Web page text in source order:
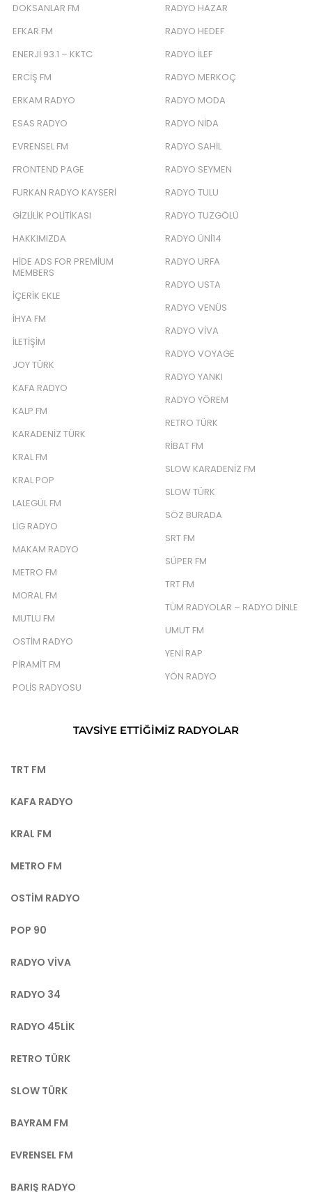
DOKSANLAR FM
EFKAR FM
ENERJI 93.1 – KKTC
ERCIŞ FM
ERKAM RADYO
ESAS RADYO
EVRENSEL FM
FRONTEND PAGE
FURKAN RADYO KAYSERI
GIZLILIK POLITIKASI
HAKKIMIZDA
HIDE ADS FOR PREMIUM
MEMBERS
İÇERIK EKLE
İHYA FM
İLETIŞIM
JOY TÜRK
KAFA RADYO
KALP FM
KARADENIZ TÜRK
KRAL FM
KRAL POP
LALEGÜL FM
LIG RADYO
MAKAM RADYO
METRO FM
MORAL FM
MUTLU FM
OSTIM RADYO
PIRAMIT FM
POLIS RADYOSU
RADYO HAZAR
RADYO HEDEF
RADYO İLEF
RADYO MERKOÇ
RADYO MODA
RADYO NIDA
RADYO SAHIL
RADYO SEYMEN
RADYO TULU
RADYO TUZGÖLÜ
RADYO ÜNI14
RADYO URFA
RADYO USTA
RADYO VENÜS
RADYO VIVA
RADYO VOYAGE
RADYO YANKI
RADYO YÖREM
RETRO TÜRK
RIBAT FM
SLOW KARADENIZ FM
SLOW TÜRK
SÖZ BURADA
SRT FM
SÜPER FM
TRT FM
TÜM RADYOLAR – RADYO DINLE
UMUT FM
YENI RAP
YÖN RADYO
TAVSIYE ETTIĞIMIZ RADYOLAR
TRT FM
KAFA RADYO
KRAL FM
METRO FM
OSTIM RADYO
POP 90
RADYO VIVA
RADYO 34
RADYO 45LIK
RETRO TÜRK
SLOW TÜRK
BAYRAM FM
EVRENSEL FM
BARIŞ RADYO